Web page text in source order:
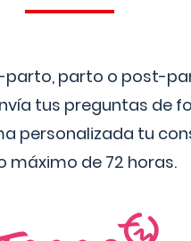
parto, parto o post-
tus preguntas de
personalizada tu
máximo de 72 horas.